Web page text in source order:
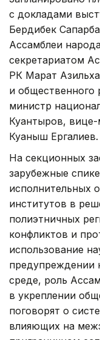
с докладами
Бердибек
Ассамблеи
секретариатом
РК Марат
и общественного
министр
Куантыров, вице-
Куаныш Ергалиев.
На секционных
зарубежные
исполнительных
институтов в
полиэтничных
конфликтов и
использование
предупреждении
среде, роль
в укреплении
поговорят о
влияющих на